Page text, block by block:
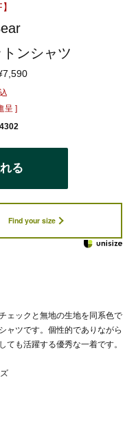
ンシャツ
7,590
呈 ]
る
Find your size
ェックと無地の生地を同系色で
ャツです。個性的でありながら
も活躍する優秀な一着です。